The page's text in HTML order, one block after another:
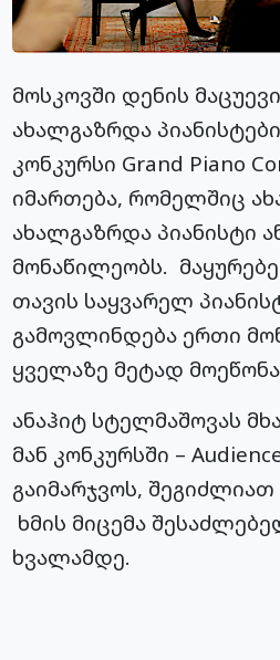
მოსკოვში დენის
ახალგაზრდა
კონკურსი Grand Piano
იმართება, რომელშიც
ახალგაზრდა პიანისტი
მონაწილეობს.
თავის საყვარელ
გამოვლინდება ერთი
ყველაზე მეტად
ანაჰიტ სტელმაშოვას
მან კონკურსში –
გაიმარჯვოს, შეგიძლიათ
ხმის მიცემა
ხვალამდე.